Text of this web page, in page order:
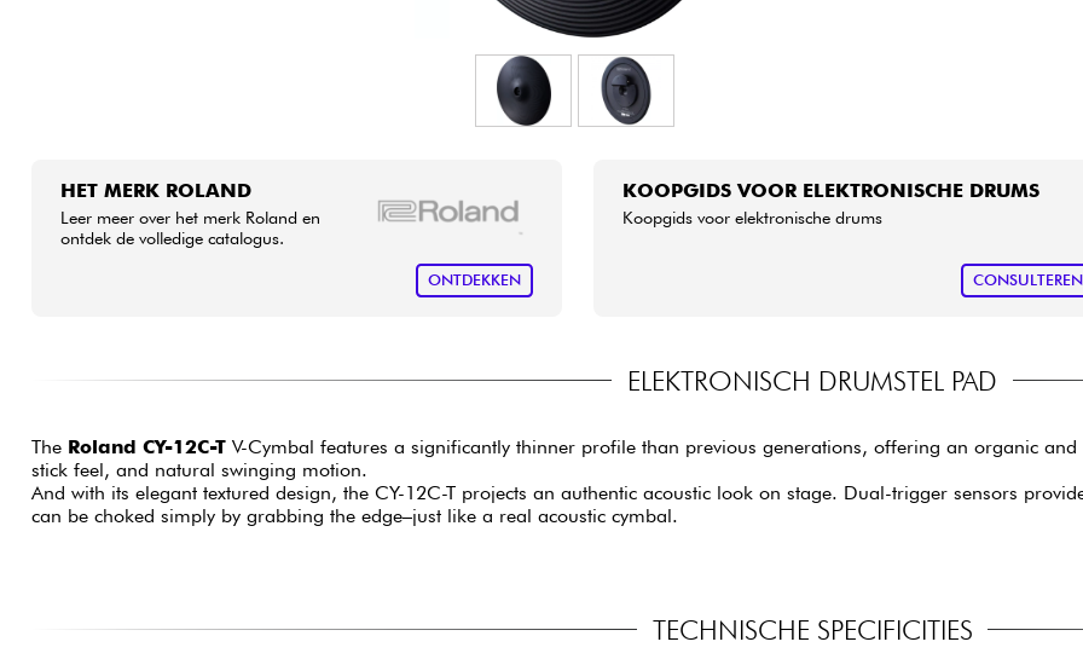
HET MERK ROLAND
Leer meer over het merk Roland en
ontdek de volledige catalogus.
ONTDEKKEN
KOOPGIDS VOOR ELEKTRONISCHE DRUMS
Koopgids voor elektronische drums
CONSULTEREN
ELEKTRONISCH DRUMSTEL PAD
The Roland CY-12C-T V-Cymbal features a significantly thinner profile than previous generations, offering an organic
stick feel, and natural swinging motion.
And with its elegant textured design, the CY-12C-T projects an authentic acoustic look on stage. Dual-trigger sensors
can be choked simply by grabbing the edge–just like a real acoustic cymbal.
TECHNISCHE SPECIFICITIES